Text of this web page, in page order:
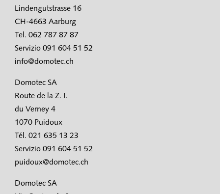
Lindengutstrasse 16
CH-4663 Aarburg
Tel. 062 787 87 87
Servizio 091 604 51 52
info@domotec.ch
Domotec SA
Route de la Z. I.
du Verney 4
1070 Puidoux
Tél. 021 635 13 23
Servizio 091 604 51 52
puidoux@domotec.ch
Domotec SA